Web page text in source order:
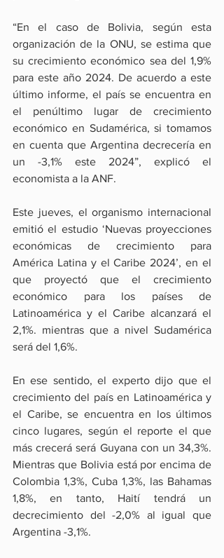
“En el caso de Bolivia, según esta
organización de la ONU, se estima que
su crecimiento económico sea del 1,9%
para este año 2024. De acuerdo a este
último informe, el país se encuentra en
el penúltimo lugar de crecimiento
económico en Sudamérica, si tomamos
en cuenta que Argentina decrecería en
un -3,1% este 2024”, explicó el
economista a la ANF.
Este jueves, el organismo internacional
emitió el estudio ‘Nuevas proyecciones
económicas de crecimiento para
América Latina y el Caribe 2024’, en el
que proyectó que el crecimiento
económico para los países de
Latinoamérica y el Caribe alcanzará el
2,1%. mientras que a nivel Sudamérica
será del 1,6%.
En ese sentido, el experto dijo que el
crecimiento del país en Latinoamérica y
el Caribe, se encuentra en los últimos
cinco lugares, según el reporte el que
más crecerá será Guyana con un 34,3%.
Mientras que Bolivia está por encima de
Colombia 1,3%, Cuba 1,3%, las Bahamas
1,8%, en tanto, Haití tendrá un
decrecimiento del -2,0% al igual que
Argentina -3,1%.